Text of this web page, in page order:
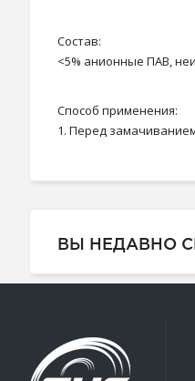
Состав:
<5% анионные ПАВ,
Способ применения:
1. Перед
ВЫ НЕДАВНО